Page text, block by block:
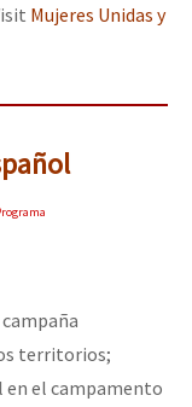
Mujeres Unidas y
territorios;
en el campamento